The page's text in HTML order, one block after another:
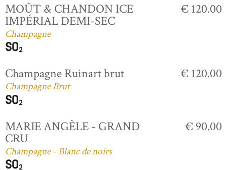
MOÛT & CHANDON ICE
IMPÉRIAL DEMI-SEC
Champagne
€ 120.00
Champagne Ruinart brut
Champagne Brut
€ 120.00
MARIE ANGÈLE - GRAND
CRU
Champagne - Blanc de noirs
€ 90.00